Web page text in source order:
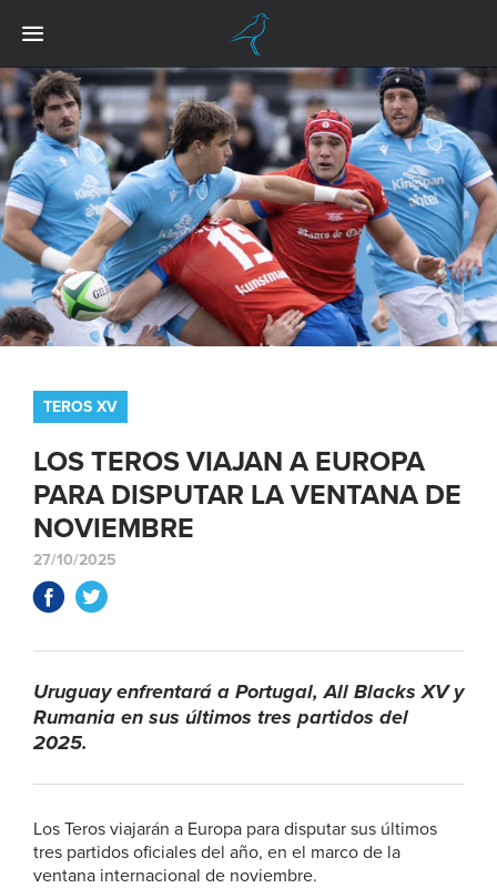
TEROS XV
LOS TEROS VIAJAN A EUROPA
PARA DISPUTAR LA VENTANA DE
NOVIEMBRE
27/10/2025
Uruguay enfrentará a Portugal, All Blacks XV y
Rumania en sus últimos tres partidos del
2025.
Los Teros viajarán a Europa para disputar sus últimos
tres partidos oficiales del año, en el marco de la
ventana internacional de noviembre.